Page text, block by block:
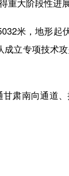
米，地形起
立专项技术
肃南向通道、